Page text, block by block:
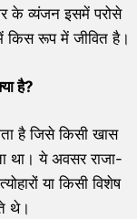
के व्यंजन इसमें परोसे
रूप में जीवित है।
है?
है जिसे किसी खास
था। ये अवसर राजा-
या किसी विशेष
थे।